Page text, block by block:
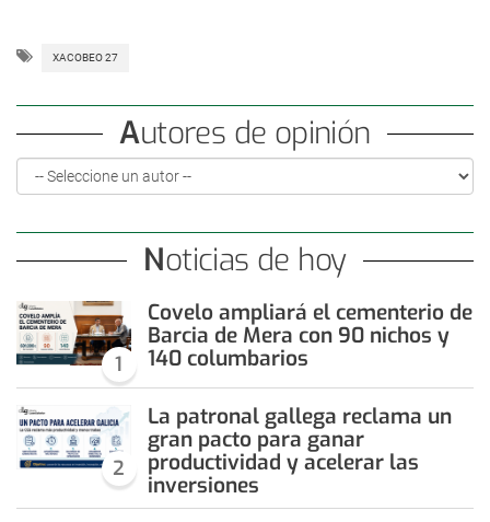
XACOBEO 27
Autores de opinión
Noticias de hoy
1
Covelo ampliará el cementerio de
Barcia de Mera con 90 nichos y
140 columbarios
2
La patronal gallega reclama un
gran pacto para ganar
productividad y acelerar las
inversiones